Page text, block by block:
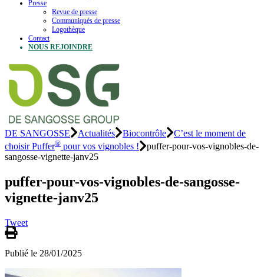
Presse
Revue de presse
Communiqués de presse
Logothèque
Contact
NOUS REJOINDRE
DE SANGOSSE Actualités Biocontrôle
C’est le moment de
choisir Puffer® pour vos vignobles !
puffer-pour-vos-vignobles-de-
sangosse-vignette-janv25
puffer-pour-vos-vignobles-de-sangosse-
vignette-janv25
Tweet
Publié le 28/01/2025